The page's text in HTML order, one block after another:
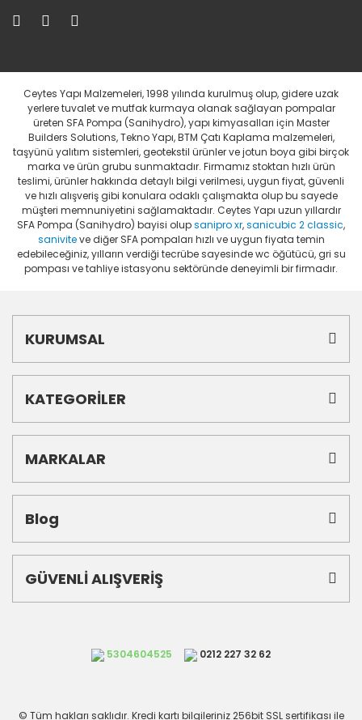
Ceytes Yapı Malzemeleri, 1998 yılında kurulmuş olup, gidere uzak
yerlere tuvalet ve mutfak kurmaya olanak sağlayan pompalar
üreten SFA Pompa (Sanihydro), yapı kimyasalları için Master
Builders Solutions, Tekno Yapı, BTM Çatı Kaplama malzemeleri,
taşyünü yalıtım sistemleri, geotekstil ürünler ve jotun boya gibi birçok
marka ve ürün grubu sunmaktadır. Firmamız stoktan hızlı ürün
teslimi, ürünler hakkında detaylı bilgi verilmesi, uygun fiyat, güvenli
ve hızlı alışveriş gibi konulara odaklı çalışmakta olup bu sayede
müşteri memnuniyetini sağlamaktadır. Ceytes Yapı uzun yıllardır
SFA Pompa (Sanihydro) bayisi olupsanipro xr,sanicubic 2 classic,
saniviteve diğer SFA pompaları hızlı ve uygun fiyata temin
edebileceğiniz, yılların verdiği tecrübe sayesinde wc öğütücü, gri su
pompası ve tahliye istasyonu sektöründe deneyimli bir firmadır.
KURUMSAL
KATEGORİLER
MARKALAR
Blog
GÜVENLİ ALIŞVERİŞ
5304604525 0212 227 32 62
© Tüm hakları saklıdır. Kredi kartı bilgileriniz 256bit SSL sertifikası ile